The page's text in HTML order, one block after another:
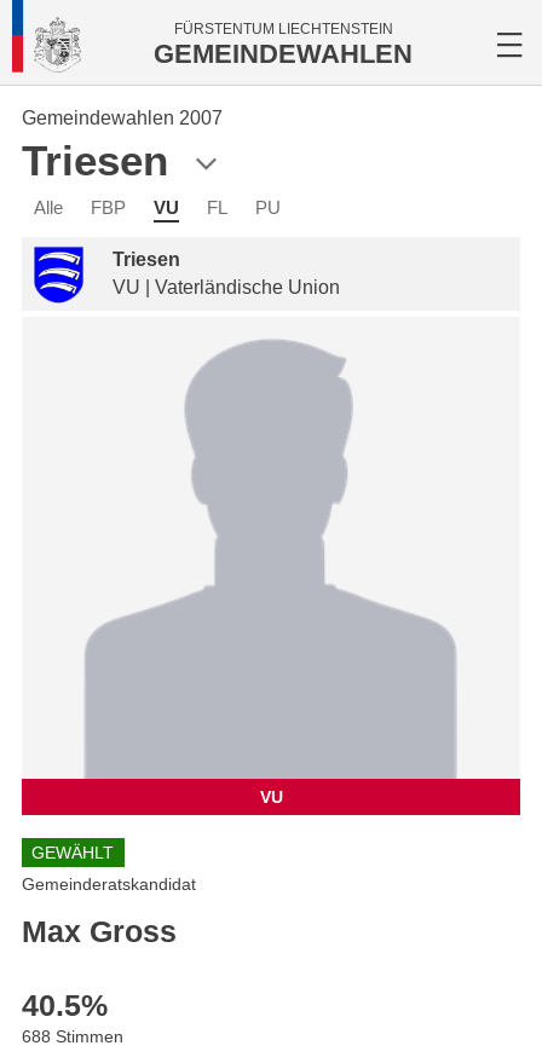
FÜRSTENTUM LIECHTENSTEIN
GEMEINDEWAHLEN
Gemeindewahlen 2007
Triesen
Alle FBP VU FL PU
Triesen
VU | Vaterländische Union
VU
GEWÄHLT
Gemeinderatskandidat
Max Gross
40.5%
688 Stimmen